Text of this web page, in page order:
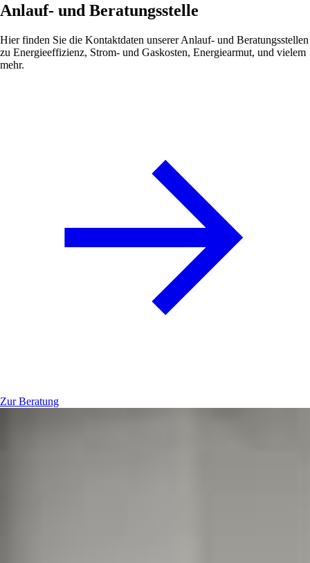
Anlauf- und Beratungsstelle
Hier finden Sie die Kontaktdaten unserer Anlauf- und Beratungsstellen
zu Energieeffizienz, Strom- und Gaskosten, Energiearmut, und vielem
mehr.
Zur Beratung